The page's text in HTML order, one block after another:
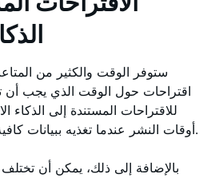
ستوفر الوقت والكثير من
اقتراحات حول الوقت الذي يجب أن
للاقتراحات المستندة إلى
أوقات النشر عندما تغذيه ببيانات كافية للتوصل إلى استنتاجات.
بالإضافة إلى ذلك، يمكن أن تختلف